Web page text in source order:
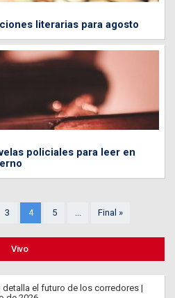
literarias para agosto
policiales para leer en
3 4 5 ... Final »
Vivo
detalla el futuro de los corredores |